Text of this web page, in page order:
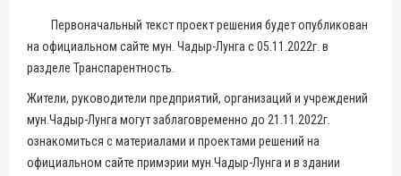
Первоначальный текст проект решения будет опубликован
на официальном сайте мун. Чадыр-Лунга с 05.11.2022г. в
разделе Транспарентность.
Жители, руководители предприятий, организаций и учреждений
мун.Чадыр-Лунга могут заблаговременно до 21.11.2022г.
ознакомиться с материалами и проектами решений на
официальном сайте примэрии мун.Чадыр-Лунга и в здании